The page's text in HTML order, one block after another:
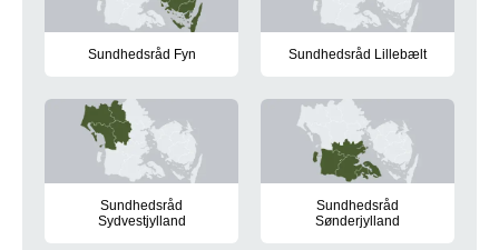
Sundhedsråd Fyn Sundhedsråd Lillebælt
Sundhedsråd
Sydvestjylland
Sundhedsråd
Sønderjylland